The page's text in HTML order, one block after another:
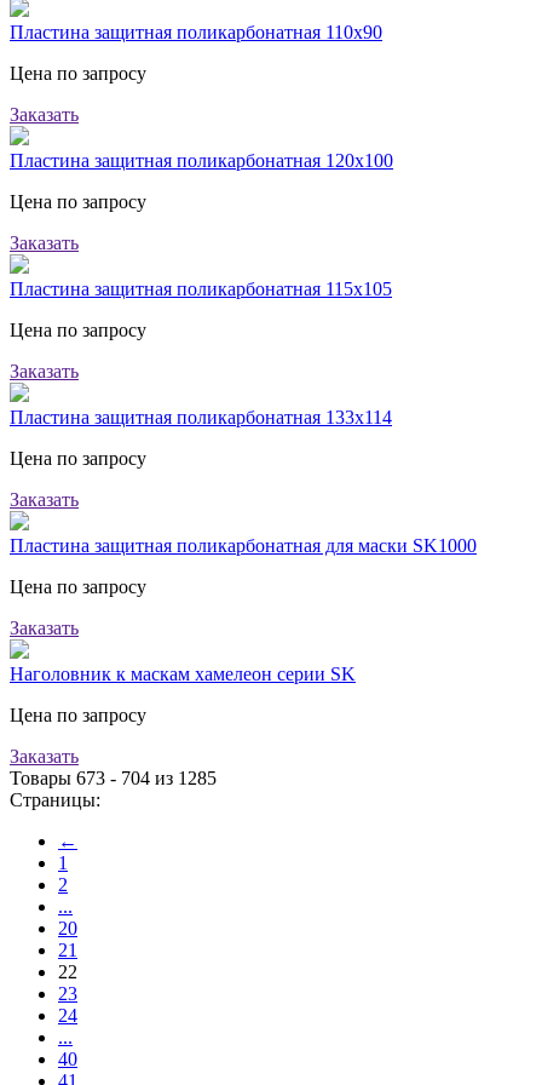
Пластина защитная поликарбонатная 110х90
Цена по запросу
Заказать
Пластина защитная поликарбонатная 120х100
Цена по запросу
Заказать
Пластина защитная поликарбонатная 115х105
Цена по запросу
Заказать
Пластина защитная поликарбонатная 133х114
Цена по запросу
Заказать
Пластина защитная поликарбонатная для маски SK1000
Цена по запросу
Заказать
Наголовник к маскам хамелеон серии SK
Цена по запросу
Заказать
Товары 673 - 704 из 1285
Страницы:
←
1
2
...
20
21
22
23
24
...
40
41